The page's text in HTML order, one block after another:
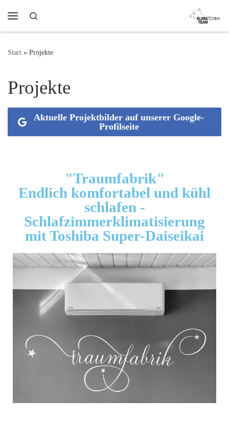
Zum Inhalt springen
Start » Projekte
Projekte
Aktuelle Projektbilder auf unserer Google-
Profilseite
"Traumfabrik"
Endlich komfortabel und kühl
schlafen -
Schlafzimmerklimatisierung
mit Toshiba Super-Daiseikai